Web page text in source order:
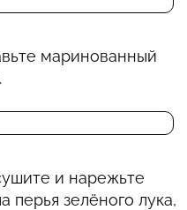
маринованный
и нарежьте
перья зелёного лука,